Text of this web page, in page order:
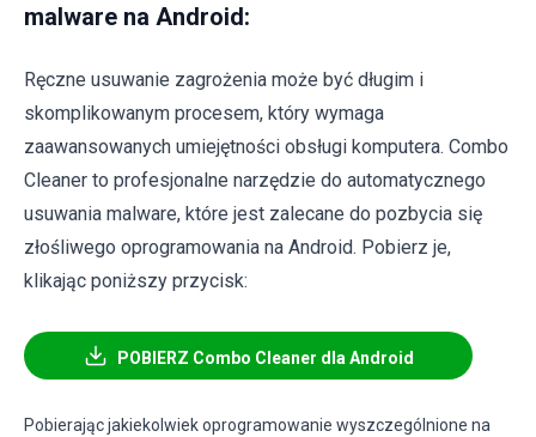
malware na Android:
Ręczne usuwanie zagrożenia może być długim i
skomplikowanym procesem, który wymaga
zaawansowanych umiejętności obsługi komputera. Combo
Cleaner to profesjonalne narzędzie do automatycznego
usuwania malware, które jest zalecane do pozbycia się
złośliwego oprogramowania na Android. Pobierz je,
klikając poniższy przycisk:
POBIERZ Combo Cleaner dla Android
Pobierając jakiekolwiek oprogramowanie wyszczególnione na